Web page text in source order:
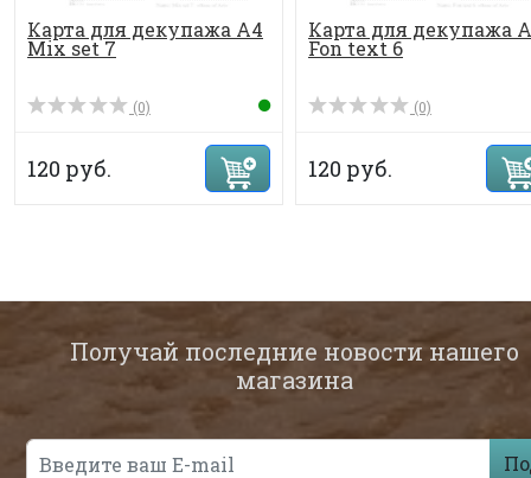
Карта для декупажа А4
Mix set 7
(0)
120 руб.
Карта для декупажа
Fon text 6
(0)
120 руб.
Получай последние новости нашего
магазина